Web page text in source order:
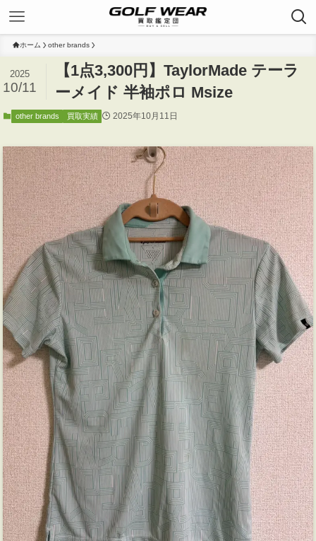
ホーム other brands
【1点3,300円】TaylorMade テーラ
ーメイド 半袖ポロ Msize
2025
10/11
other brands 買取実績 2025年10月11日